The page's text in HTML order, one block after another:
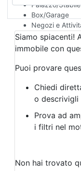
Palazzo/Stabile
Box/Garage
Negozi e
Qualsiasi
Attività/
Azienda Agricola
Bar/Ristorante
Albergo
Laboratorio
Negozio/locale
Agriturismo
Magazzini
Qualsiasi
Siamo spiacenti!
immobile con
Puoi provare
Chiedi
o descrivigli
Prova ad
i filtri nel
Non hai trovato